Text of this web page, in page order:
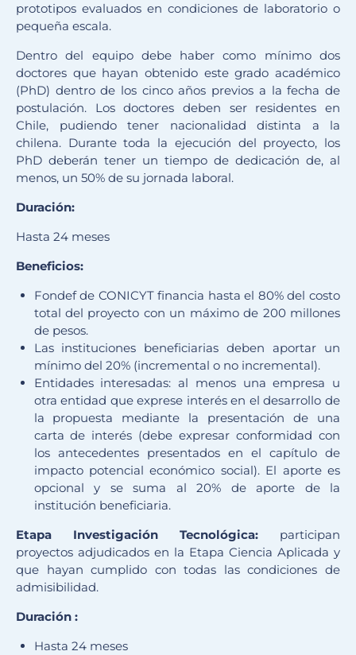
prototipos evaluados en condiciones de laboratorio o
pequeña escala.
Dentro del equipo debe haber como mínimo dos
doctores que hayan obtenido este grado académico
(PhD) dentro de los cinco años previos a la fecha de
postulación. Los doctores deben ser residentes en
Chile, pudiendo tener nacionalidad distinta a la
chilena. Durante toda la ejecución del proyecto, los
PhD deberán tener un tiempo de dedicación de, al
menos, un 50% de su jornada laboral.
Duración:
Hasta 24 meses
Beneficios:
Fondef de CONICYT financia hasta el 80% del costo
total del proyecto con un máximo de 200 millones
de pesos.
Las instituciones beneficiarias deben aportar un
mínimo del 20% (incremental o no incremental).
Entidades interesadas: al menos una empresa u
otra entidad que exprese interés en el desarrollo de
la propuesta mediante la presentación de una
carta de interés (debe expresar conformidad con
los antecedentes presentados en el capítulo de
impacto potencial económico social). El aporte es
opcional y se suma al 20% de aporte de la
institución beneficiaria.
Etapa Investigación Tecnológica: participan
proyectos adjudicados en la Etapa Ciencia Aplicada y
que hayan cumplido con todas las condiciones de
admisibilidad.
Duración :
Hasta 24 meses